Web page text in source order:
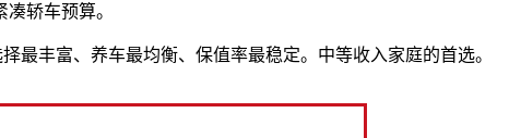
轿车预算。
丰富、养车最均衡、保值率最稳定。中等收入家庭的首选。